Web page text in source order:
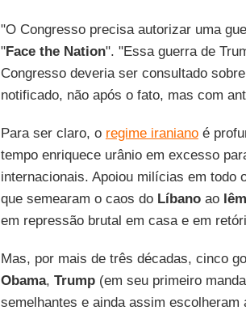
"O Congresso precisa autorizar uma
"Face the Nation". "Essa guerra de
Congresso deveria ser consultado
notificado, não após o fato, mas com
Para ser claro, o regime iranianoé
tempo enriquece urânio em excesso
internacionais. Apoiou milícias em todo
que semearam o caos do Líbanoao
em repressão brutal em casa e em
Mas, por mais de três décadas, cinco
Obama, Trump(em seu primeiro
semelhantes e ainda assim